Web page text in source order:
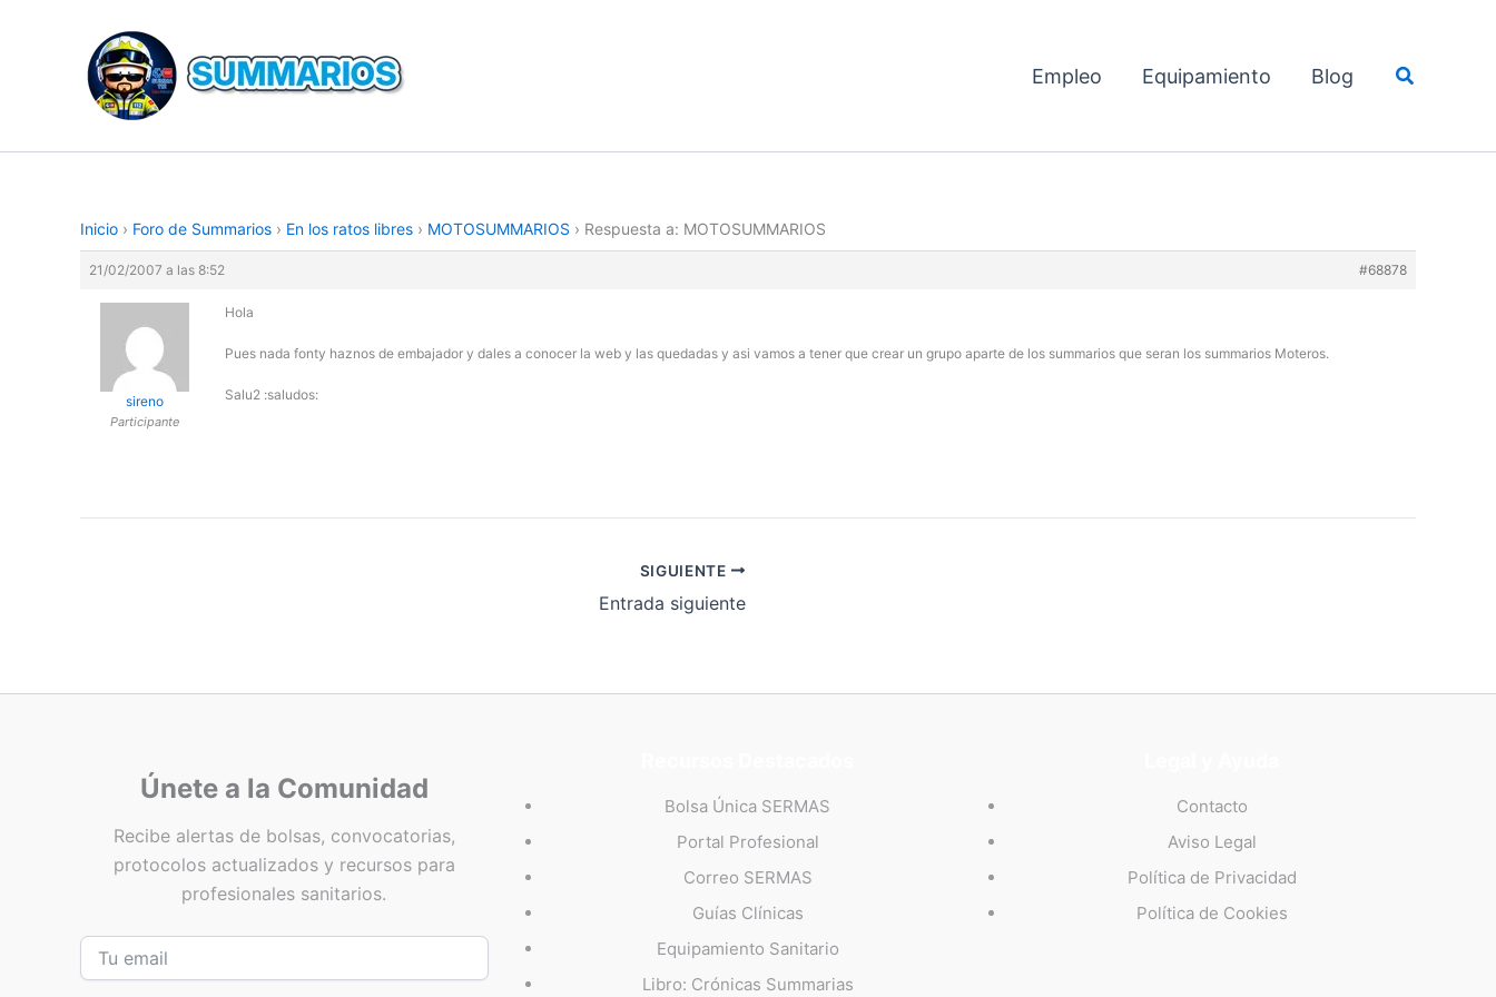
contenido
Empleo Equipamiento Blog Buscar
Inicio › Foro de Summarios › En los ratos libres › MOTOSUMMARIOS › Respuesta a: MOTOSUMMARIOS
21/02/2007 a las 8:52 #68878
sireno
Participante
Hola
Pues nada fonty haznos de embajador y dales a conocer la web y las quedadas y asi vamos a tener que crear un grupo aparte de los summarios que seran los summarios Moteros.
Salu2 :saludos:
SIGUIENTE
Entrada siguiente
Únete a la Comunidad
Recibe alertas de bolsas, convocatorias,
protocolos actualizados y recursos para
profesionales sanitarios.
Bolsa Única SERMAS
Portal Profesional
Correo SERMAS
Guías Clínicas
Equipamiento Sanitario
Libro: Crónicas Summarias
Contacto
Aviso Legal
Política de Privacidad
Política de Cookies